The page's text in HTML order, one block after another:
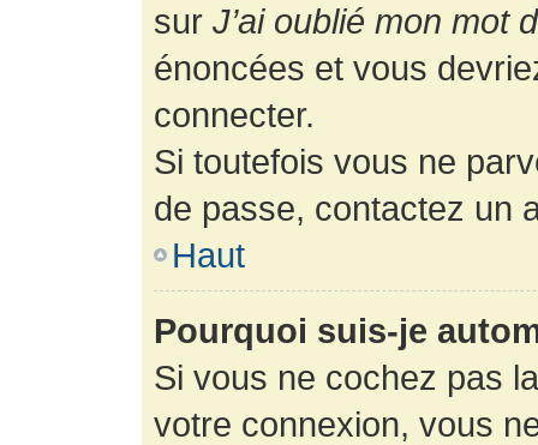
sur J’ai oublié mon mot
énoncées et vous
connecter.
Si toutefois vous ne
de passe, contactez un
Haut
Pourquoi suis-je
Si vous ne cochez pas
votre connexion, vous